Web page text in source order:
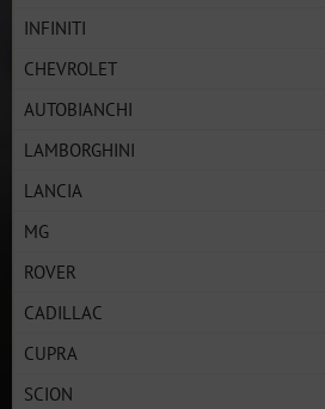
INFINITI
CHEVROLET
AUTOBIANCHI
LAMBORGHINI
LANCIA
MG
ROVER
CADILLAC
CUPRA
SCION